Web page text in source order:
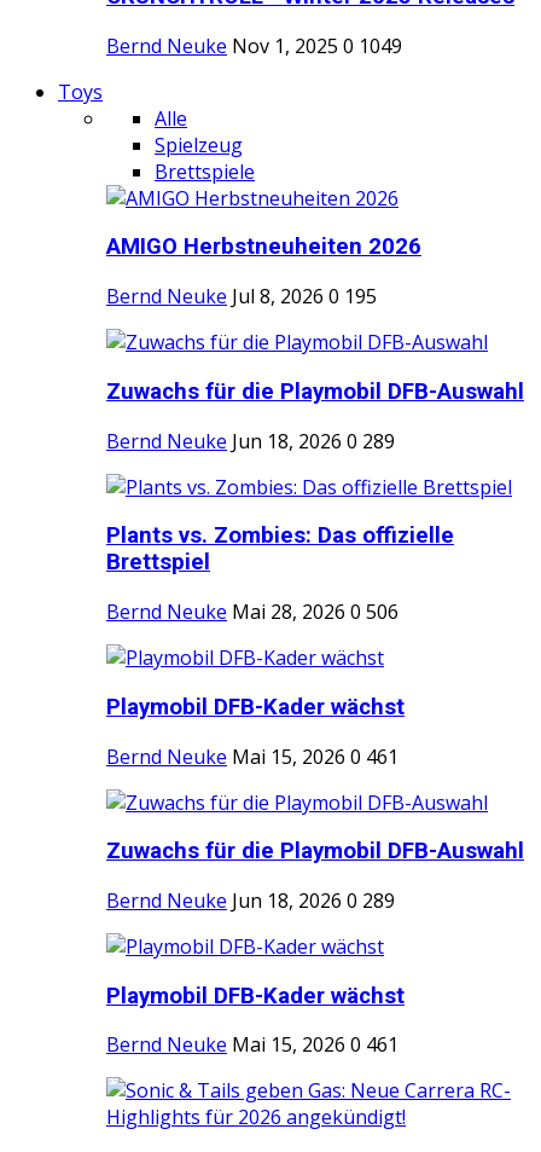
Bernd Neuke Nov 1, 2025 0 1049
Toys
Alle
Spielzeug
Brettspiele
AMIGO Herbstneuheiten 2026
Bernd Neuke Jul 8, 2026 0 195
Zuwachs für die Playmobil DFB-Auswahl
Bernd Neuke Jun 18, 2026 0 289
Plants vs. Zombies: Das offizielle
Brettspiel
Bernd Neuke Mai 28, 2026 0 506
Playmobil DFB-Kader wächst
Bernd Neuke Mai 15, 2026 0 461
Zuwachs für die Playmobil DFB-Auswahl
Bernd Neuke Jun 18, 2026 0 289
Playmobil DFB-Kader wächst
Bernd Neuke Mai 15, 2026 0 461